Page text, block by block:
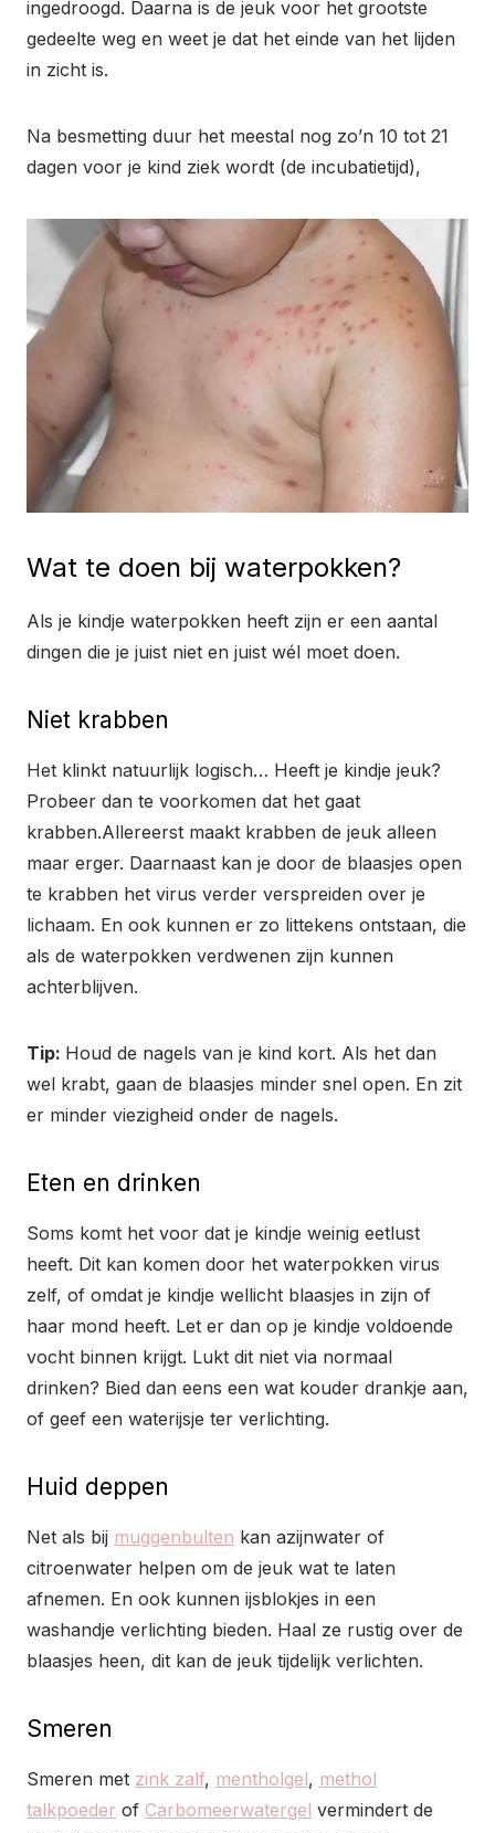
ingedroogd. Daarna is de jeuk voor het grootste
gedeelte weg en weet je dat het einde van het lijden
in zicht is.
Na besmetting duur het meestal nog zo’n 10 tot 21
dagen voor je kind ziek wordt (de incubatietijd),
Wat te doen bij waterpokken?
Als je kindje waterpokken heeft zijn er een aantal
dingen die je juist niet en juist wél moet doen.
Niet krabben
Het klinkt natuurlijk logisch… Heeft je kindje jeuk?
Probeer dan te voorkomen dat het gaat
krabben.Allereerst maakt krabben de jeuk alleen
maar erger. Daarnaast kan je door de blaasjes open
te krabben het virus verder verspreiden over je
lichaam. En ook kunnen er zo littekens ontstaan, die
als de waterpokken verdwenen zijn kunnen
achterblijven.
Tip: Houd de nagels van je kind kort. Als het dan
wel krabt, gaan de blaasjes minder snel open. En zit
er minder viezigheid onder de nagels.
Eten en drinken
Soms komt het voor dat je kindje weinig eetlust
heeft. Dit kan komen door het waterpokken virus
zelf, of omdat je kindje wellicht blaasjes in zijn of
haar mond heeft. Let er dan op je kindje voldoende
vocht binnen krijgt. Lukt dit niet via normaal
drinken? Bied dan eens een wat kouder drankje aan,
of geef een waterijsje ter verlichting.
Huid deppen
Net als bij muggenbulten kan azijnwater of
citroenwater helpen om de jeuk wat te laten
afnemen. En ook kunnen ijsblokjes in een
washandje verlichting bieden. Haal ze rustig over de
blaasjes heen, dit kan de jeuk tijdelijk verlichten.
Smeren
Smeren met zink zalf, mentholgel, methol
talkpoeder of Carbomeerwatergel vermindert de